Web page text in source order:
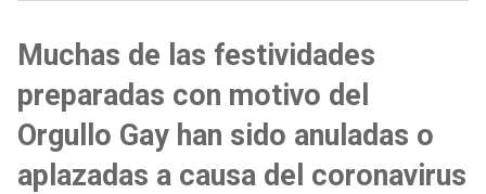
Muchas de las festividades
preparadas con motivo del
Orgullo Gay han sido anuladas o
aplazadas a causa del coronavirus